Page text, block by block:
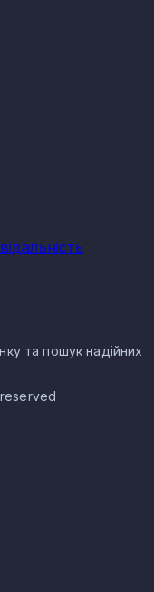
та пошук надійних